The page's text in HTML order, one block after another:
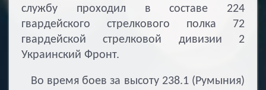
службу проходил в составе 224
гвардейского стрелкового полка 72
гвардейской стрелковой дивизии 2
Украинский Фронт.
Во время боев за высоту 238.1 (Румыния)